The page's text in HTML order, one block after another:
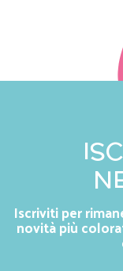
Iscriviti per
novità più